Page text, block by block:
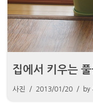
집에서 키우는
사진 2013/01/20 by